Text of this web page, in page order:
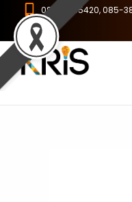
content
086-8255420, 085-